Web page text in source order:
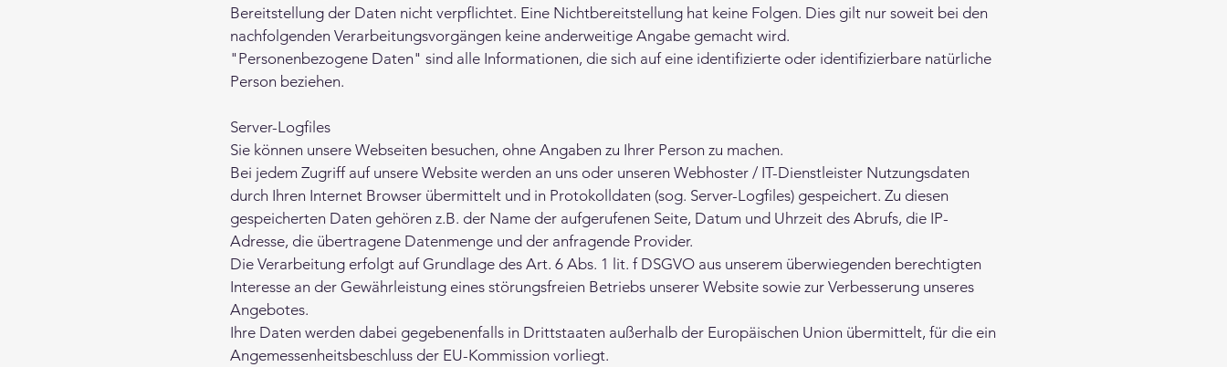
Bereitstellung der Daten nicht verpflichtet. Eine Nichtbereitstellung hat keine Folgen. Dies gilt nur soweit bei den
nachfolgenden Verarbeitungsvorgängen keine anderweitige Angabe gemacht wird.
"Personenbezogene Daten" sind alle Informationen, die sich auf eine identifizierte oder identifizierbare natürliche
Person beziehen.
Server-Logfiles
Sie können unsere Webseiten besuchen, ohne Angaben zu Ihrer Person zu machen.
Bei jedem Zugriff auf unsere Website werden an uns oder unseren Webhoster / IT-Dienstleister Nutzungsdaten
durch Ihren Internet Browser übermittelt und in Protokolldaten (sog. Server-Logfiles) gespeichert. Zu diesen
gespeicherten Daten gehören z.B. der Name der aufgerufenen Seite, Datum und Uhrzeit des Abrufs, die IP-
Adresse, die übertragene Datenmenge und der anfragende Provider.
Die Verarbeitung erfolgt auf Grundlage des Art. 6 Abs. 1 lit. f DSGVO aus unserem überwiegenden berechtigten
Interesse an der Gewährleistung eines störungsfreien Betriebs unserer Website sowie zur Verbesserung unseres
Angebotes.
Ihre Daten werden dabei gegebenenfalls in Drittstaaten außerhalb der Europäischen Union übermittelt, für die ein
Angemessenheitsbeschluss der EU-Kommission vorliegt.